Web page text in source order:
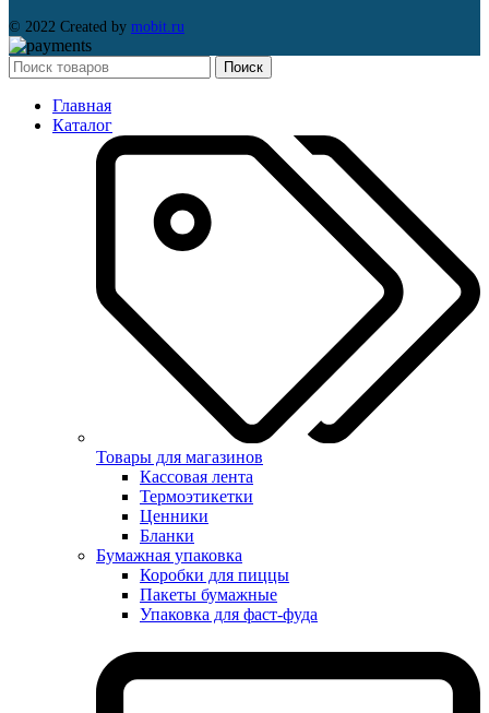
© 2022 Created by mobit.ru
Поиск
Главная
Каталог
Товары для магазинов
Кассовая лента
Термоэтикетки
Ценники
Бланки
Бумажная упаковка
Коробки для пиццы
Пакеты бумажные
Упаковка для фаст-фуда